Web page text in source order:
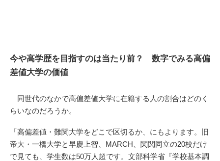
今や高学歴を目指すのは当たり前？ 数字でみる高偏
差値大学の価値
同世代のなかで高偏差値大学に在籍する人の割合はどのく
らいなのだろうか。
「高偏差値・難関大学をどこで区切るか、にもよります。旧
帝大・一橋大学と早慶上智、MARCH、関関同立の20校だけ
で見ても、学生数は50万人超です。文部科学省『学校基本調